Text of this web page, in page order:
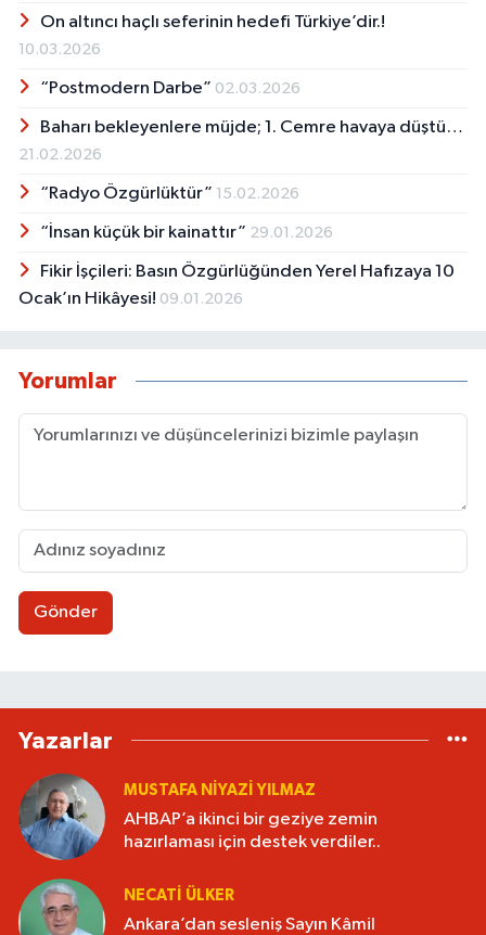
On altıncı haçlı seferinin hedefi Türkiye’dir.!
10.03.2026
“Postmodern Darbe” 02.03.2026
Baharı bekleyenlere müjde; 1. Cemre havaya düştü…
21.02.2026
“Radyo Özgürlüktür” 15.02.2026
“İnsan küçük bir kainattır” 29.01.2026
Fikir İşçileri: Basın Özgürlüğünden Yerel Hafızaya 10
Ocak’ın Hikâyesi! 09.01.2026
Yorumlar
Gönder
Yazarlar
MUSTAFA NIYAZI YILMAZ
AHBAP’a ikinci bir geziye zemin
hazırlaması için destek verdiler..
NECATI ÜLKER
Ankara’dan sesleniş Sayın Kâmil